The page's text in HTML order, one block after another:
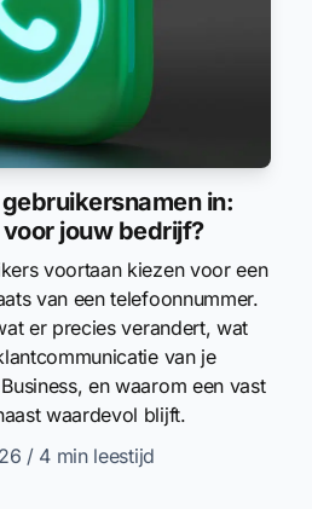
in:
jouw bedrijf?
voortaan kiezen voor een
van een telefoonnummer.
er precies verandert, wat
van je
en waarom een vast
waardevol blijft.
/ 4 min leestijd